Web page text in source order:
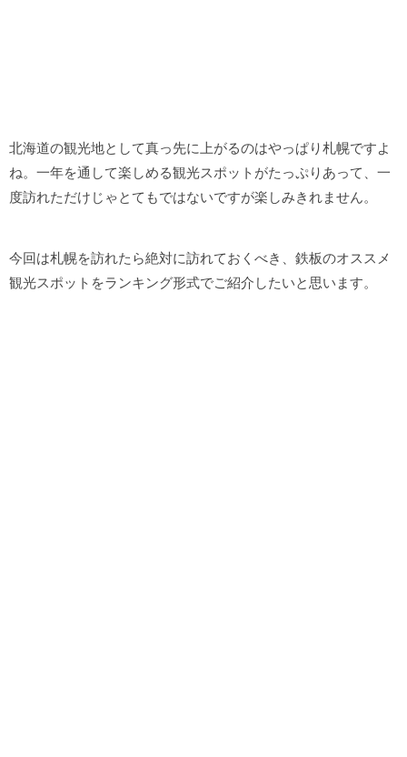
北海道の観光地として真っ先に上がるのはやっぱり札幌ですよ
ね。一年を通して楽しめる観光スポットがたっぷりあって、一
度訪れただけじゃとてもではないですが楽しみきれません。
今回は札幌を訪れたら絶対に訪れておくべき、鉄板のオススメ
観光スポットをランキング形式でご紹介したいと思います。